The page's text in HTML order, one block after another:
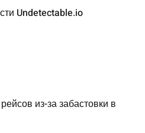
Undetectable.io
из-за забастовки в